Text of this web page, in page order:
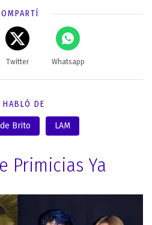
Twitter Whatsapp
HABLÓ DE
Brito LAM
Primicias Ya